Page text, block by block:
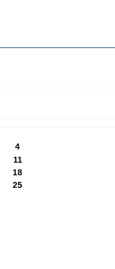
4
11
18
25